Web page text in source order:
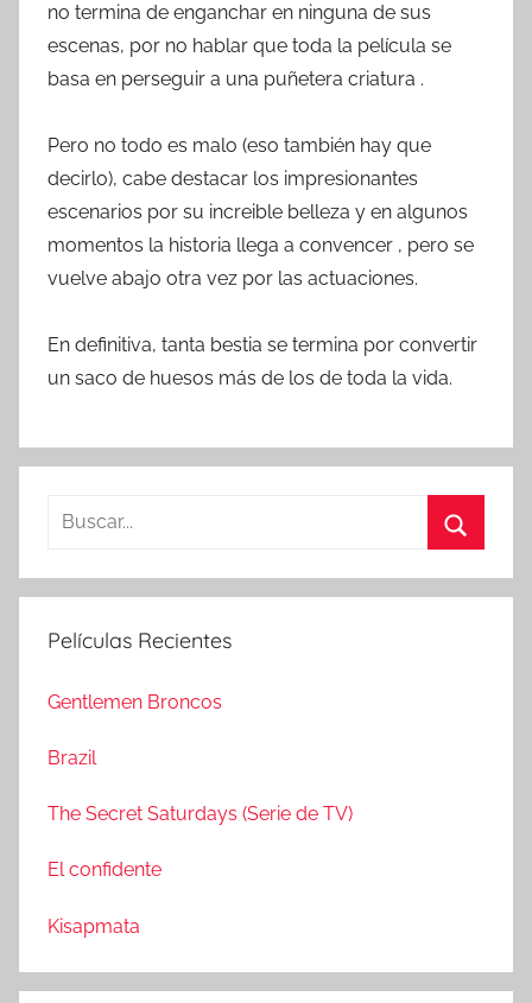
no termina de enganchar en ninguna de sus
escenas, por no hablar que toda la película se
basa en perseguir a una puñetera criatura .
Pero no todo es malo (eso también hay que
decirlo), cabe destacar los impresionantes
escenarios por su increible belleza y en algunos
momentos la historia llega a convencer , pero se
vuelve abajo otra vez por las actuaciones.
En definitiva, tanta bestia se termina por convertir
un saco de huesos más de los de toda la vida.
s
a
:
u
Películas Recientes
Gentlemen Broncos
Brazil
The Secret Saturdays (Serie de TV)
El confidente
Kisapmata